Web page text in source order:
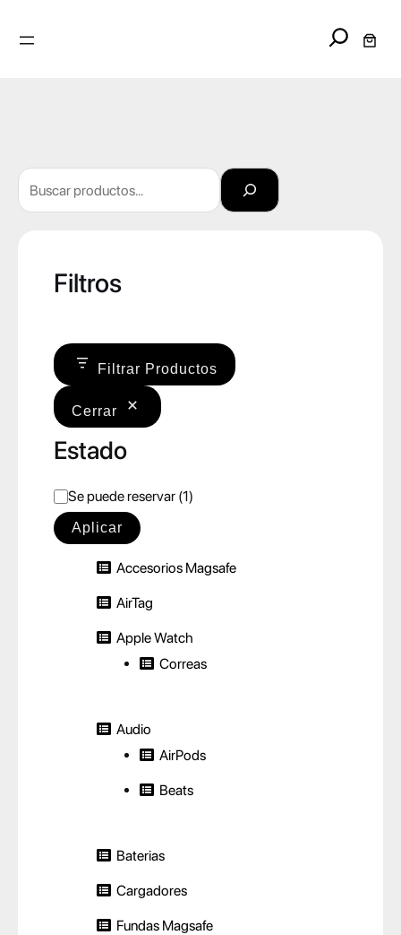
Search
Buscar
Filtros
Filtrar Productos
Cerrar
Estado
E
s
Se puede reservar (1)
Aplicar
Accesorios Magsafe
AirTag
Apple Watch
Correas
Audio
AirPods
Beats
Baterias
Cargadores
Fundas Magsafe